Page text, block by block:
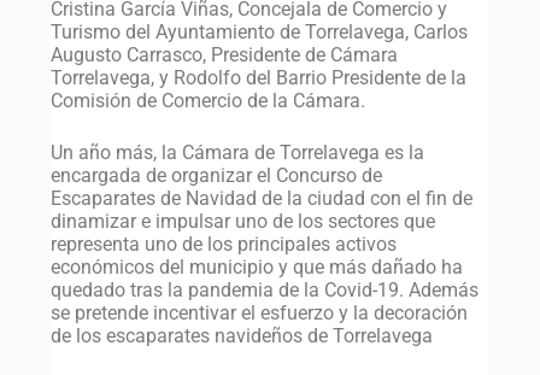
Cristina García Viñas, Concejala de Comercio y
Turismo del Ayuntamiento de Torrelavega, Carlos
Augusto Carrasco, Presidente de Cámara
Torrelavega, y Rodolfo del Barrio Presidente de la
Comisión de Comercio de la Cámara.
Un año más, la Cámara de Torrelavega es la
encargada de organizar el Concurso de
Escaparates de Navidad de la ciudad con el fin de
dinamizar e impulsar uno de los sectores que
representa uno de los principales activos
económicos del municipio y que más dañado ha
quedado tras la pandemia de la Covid-19. Además
se pretende incentivar el esfuerzo y la decoración
de los escaparates navideños de Torrelavega